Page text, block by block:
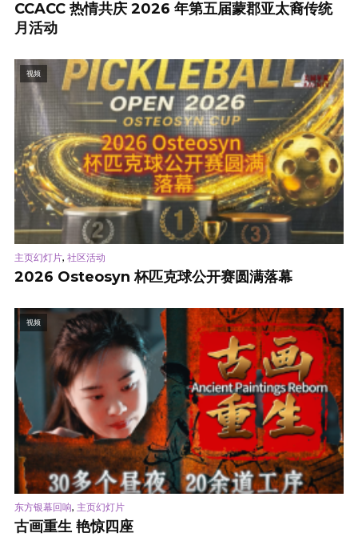
CCACC 热情共庆 2026 年第五届蒙郡亚太裔传统
月活动
视频
主页幻灯片, 社区活动
2026 Osteosyn 杯匹克球公开赛圆满落幕
视频
东方银幕回响, 主页幻灯片
古画重生 艳惊四座